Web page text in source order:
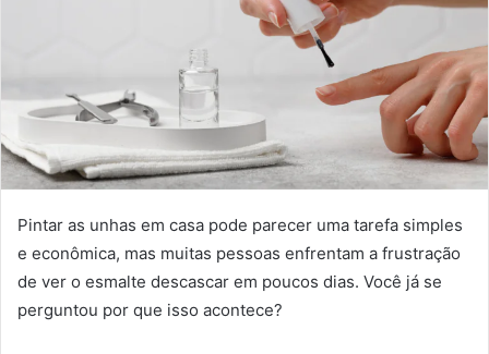
Pintar as unhas em casa pode parecer uma tarefa simples
e econômica, mas muitas pessoas enfrentam a frustração
de ver o esmalte descascar em poucos dias. Você já se
perguntou por que isso acontece?